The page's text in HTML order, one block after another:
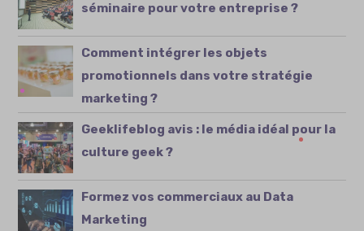
séminaire pour votre entreprise ?
Comment intégrer les objets
promotionnels dans votre stratégie
marketing ?
Geeklifeblog avis : le média idéal pour la
culture geek ?
Formez vos commerciaux au Data
Marketing